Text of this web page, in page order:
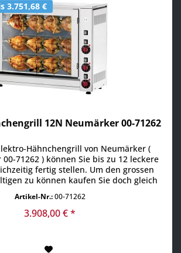
3.751,68 €
12N Neumärker 00-71262
Hähnchengrill von Neumärker (
71262 ) können Sie bis zu 12 leckere
fertig stellen. Um den grossen
zu können kaufen Sie doch gleich
gewürzten Hähnchen vorstecken ... auf
place" also die richtige Vorbereitung
Artikel-Nr.:00-71262
3.908,00 € *